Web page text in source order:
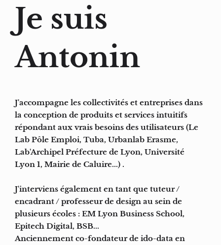
Je suis
Antonin
J'accompagne les collectivités et entreprises dans
la conception de produits et services intuitifs
répondant aux vrais besoins des utilisateurs (Le
Lab Pôle Emploi, Tuba, Urbanlab Erasme,
Lab'Archipel Préfecture de Lyon, Université
Lyon 1, Mairie de Caluire...) .
J'interviens également en tant que tuteur /
encadrant / professeur de design au sein de
plusieurs écoles : EM Lyon Business School,
Epitech Digital, BSB...
Anciennement co-fondateur de ido-data en